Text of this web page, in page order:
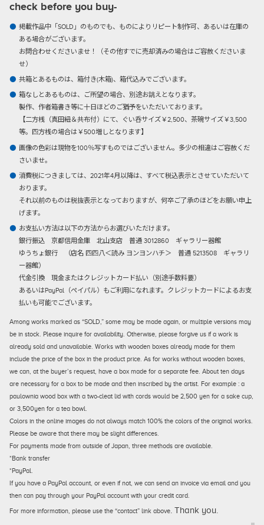
check before you buy-
掲載作品中「SOLD」のものでも、ものによりリピート制作可、あるいは在庫の
ある場合がございます。
お問合わせくださいませ！（その他すでに売却済みの場合はご容赦くださいま
せ）
共箱とあるものは、箱付き(木箱)、箱代込みでございます。
箱なしとあるものは、ご所望の場合、別途お誂えとなります。
製作、作者箱書き等に十日ほどのご猶予をいただいております。
【二方桟（真田紐＆共布付）にて、ぐい呑サイズ￥2,500、茶碗サイズ￥3,500
等。四方桟の場合は￥500増しとなります】
画像の色彩は現物を100％写すものではございません。多少の相違はご容赦くだ
さいませ。
消費税につきましては、2021年4月以降は、すべて税込表示とさせていただいて
おります。
それ以前のものは税抜表示となっておりますが、何卒ご了承のほどをお願い申上
げます。
お支払い方法は以下の方法からお選びいただけます。
銀行振込京都信用金庫 北山支店 普通 3012860 ギャラリー器館
ゆうちょ銀行 （店名 四四八＜読み ヨンヨンハチ＞ 普通 5213508 ギャラリ
ー器館）
代金引換現金またはクレジットカード払い（別途手数料要）
あるいはPayPal（ペイパル）もご利用になれます。クレジットカードによるお支
払いも可能でございます。
Among works marked as “SOLD,” some may be made again, or multiple versions may
be in stock. Please inquire for availability. Otherwise, please forgive us if a work is
already sold and unavailable. Works with wooden boxes already made for them
include the price of the box in the product price. As for works without wooden boxes,
we can, at the buyer’s request, have a box made for a separate fee. About ten days
are necessary for a box to be made and then inscribed by the artist. For example : a
paulownia wood box with a two-cleat lid with cords would be 2,500 yen for a sake cup,
or 3,500yen for a tea bowl.
Colors in the online images do not always match 100% the colors of the original works.
Please be aware that there may be slight differences.
For payments made from outside of Japan, three methods are available.
*Bank transfer
*PayPal.
If you have a PayPal account, or even if not, we can send an invoice via email and you
then can pay through your PayPal account with your credit card.
For more information, please use the “contact” link above. Thank you.